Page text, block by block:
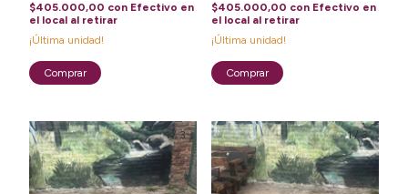
$405.000,00 con Efectivo en
el local al retirar
¡Última unidad!
$405.000,00 con Efectivo en
el local al retirar
¡Última unidad!
1/3 1/3